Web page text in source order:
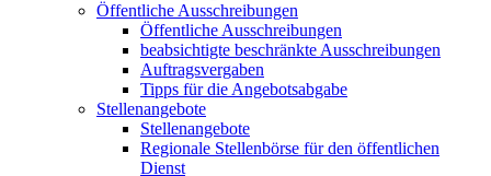
Öffentliche Ausschreibungen
Öffentliche Ausschreibungen
beabsichtigte beschränkte Ausschreibungen
Auftragsvergaben
Tipps für die Angebotsabgabe
Stellenangebote
Stellenangebote
Regionale Stellenbörse für den öffentlichen
Dienst